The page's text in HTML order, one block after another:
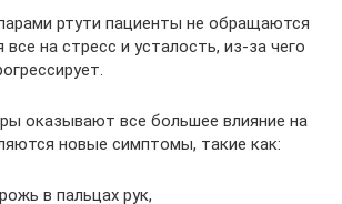
ртути пациенты не обращаются
все на стресс и усталость, из-за чего
оказывают все большее влияние на
новые симптомы, такие как:
в пальцах рук,